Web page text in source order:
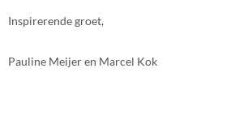
Inspirerende groet,
Pauline Meijer en Marcel Kok